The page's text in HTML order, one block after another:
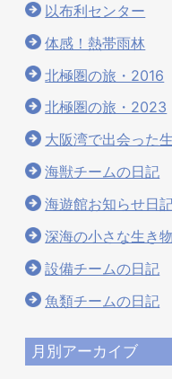
以布利センター
体感！熱帯雨林
北極圏の旅・2016
北極圏の旅・2023
大阪湾で出会った
海獣チームの日記
海遊館お知らせ日
深海の小さな生き
設備チームの日記
魚類チームの日記
月別アーカイブ